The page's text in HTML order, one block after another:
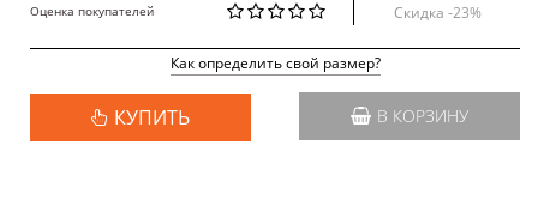
Оценка покупателей
Скидка -23%
Как определить свой размер?
КУПИТЬ В КОРЗИНУ